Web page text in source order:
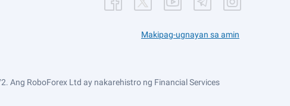
Makipag-ugnayan sa amin
Ang RoboForex Ltd ay nakarehistro ng Financial Services